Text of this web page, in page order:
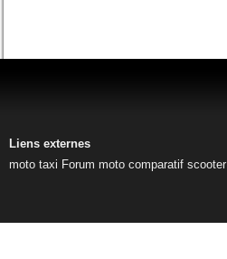
Liens externes
moto taxi Forum moto comparatif scooter